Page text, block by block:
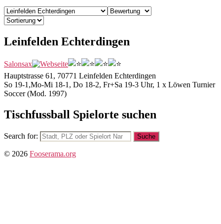
Leinfelden Echterdingen
Salonsax
Hauptstrasse 61, 70771 Leinfelden Echterdingen
So 19-1,Mo-Mi 18-1, Do 18-2, Fr+Sa 19-3 Uhr, 1 x Löwen Turnier
Soccer (Mod. 1997)
Tischfussball Spielorte suchen
Search for:
© 2026 Fooserama.org